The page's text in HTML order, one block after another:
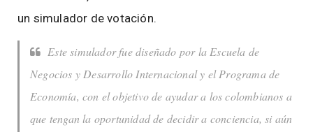
un simulador de votación.
Este simulador fue diseñado por la Escuela de
Negocios y Desarrollo Internacional y el Programa de
Economía, con el objetivo de ayudar a los colombianos a
que tengan la oportunidad de decidir a conciencia, si aún